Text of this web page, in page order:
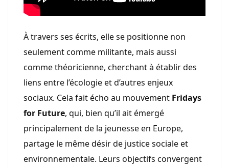
À travers ses écrits, elle se positionne non
seulement comme militante, mais aussi
comme théoricienne, cherchant à établir des
liens entre l’écologie et d’autres enjeux
sociaux. Cela fait écho au mouvement Fridays
for Future, qui, bien qu’il ait émergé
principalement de la jeunesse en Europe,
partage le même désir de justice sociale et
environnementale. Leurs objectifs convergent